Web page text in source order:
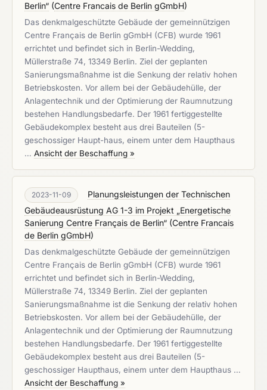
Berlin“ (Centre Francais de Berlin gGmbH)
Das denkmalgeschützte Gebäude der gemeinnützigen
Centre Français de Berlin gGmbH (CFB) wurde 1961
errichtet und befindet sich in Berlin-Wedding,
Müllerstraße 74, 13349 Berlin. Ziel der geplanten
Sanierungsmaßnahme ist die Senkung der relativ hohen
Betriebskosten. Vor allem bei der Gebäudehülle, der
Anlagentechnik und der Optimierung der Raumnutzung
bestehen Handlungsbedarfe. Der 1961 fertiggestellte
Gebäudekomplex besteht aus drei Bauteilen (5-
geschossiger Haupt-haus, einem unter dem Haupthaus
… Ansicht der Beschaffung »
2023-11-09
Planungsleistungen der Technischen
Gebäudeausrüstung AG 1-3 im Projekt „Energetische
Sanierung Centre Français de Berlin“ (Centre Francais
de Berlin gGmbH)
Das denkmalgeschützte Gebäude der gemeinnützigen
Centre Français de Berlin gGmbH (CFB) wurde 1961
errichtet und befindet sich in Berlin-Wedding,
Müllerstraße 74, 13349 Berlin. Ziel der geplanten
Sanierungsmaßnahme ist die Senkung der relativ hohen
Betriebskosten. Vor allem bei der Gebäudehülle, der
Anlagentechnik und der Optimierung der Raumnutzung
bestehen Handlungsbedarfe. Der 1961 fertiggestellte
Gebäudekomplex besteht aus drei Bauteilen (5-
geschossiger Haupthaus, einem unter dem Haupthaus …
Ansicht der Beschaffung »